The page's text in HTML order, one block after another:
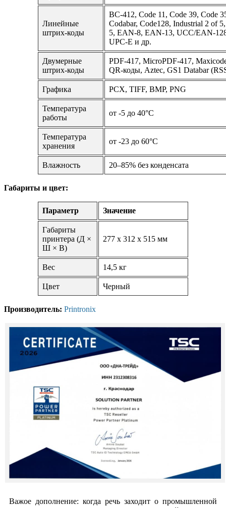
Линейные
штрих-коды
BC-412, Code 11, Code 39, Code
Codabar, Code128, Industrial 2 of
5, EAN-8, EAN-13, UCC/EAN-
UPC-E и др.
Двумерные
штрих-коды
PDF-417, MicroPDF-417,
QR-коды, Aztec, GS1 Databar
Графика PCX, TIFF, BMP, PNG
Температура
работы
от -5 до 40°C
Температура
хранения
от -23 до 60°C
Влажность 20–85% без конденсата
Габариты и цвет:
Параметр Значение
Габариты
принтера (Д ×
Ш × В)
277 x 312 x 515 мм
Вес 14,5 кг
Цвет Черный
Производитель: Printronix
Важое дополнение: когда речь заходит о промышленной